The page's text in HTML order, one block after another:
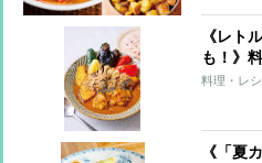
《レト
も！》
ーレシピ
料理・レ
《「夏